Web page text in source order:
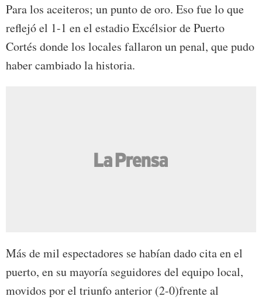
Para los aceiteros; un punto de oro. Eso fue lo que
reflejó el 1-1 en el estadio Excélsior de Puerto
Cortés donde los locales fallaron un penal, que pudo
haber cambiado la historia.
Más de mil espectadores se habían dado cita en el
puerto, en su mayoría seguidores del equipo local,
movidos por el triunfo anterior (2-0)frente al